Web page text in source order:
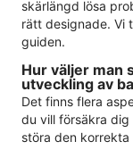
skärlängd lösa
rätt designade. Vi
guiden.
Hur väljer man
utveckling av
Det finns flera
du vill försäkra
störa den